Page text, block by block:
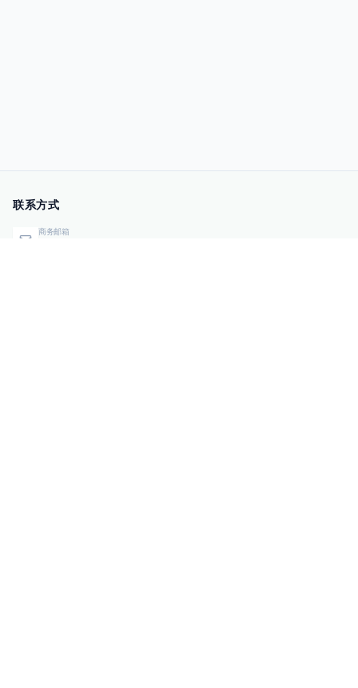
联系方式
商务邮箱